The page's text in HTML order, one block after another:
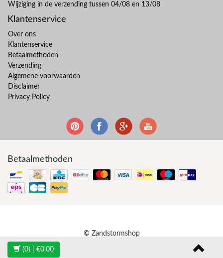
Wijziging in de verzending tussen 04/08 en 13/08
Klantenservice
Over ons
Klantenservice
Betaalmethoden
Verzending
Algemene voorwaarden
Disclaimer
Privacy Policy
Betaalmethoden
© Zandstormshop
(0) | €0,00